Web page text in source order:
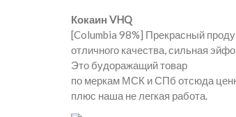
Кокаин VHQ
[Columbia 98%] Прекрасный
отличного качества, сильная
Это будоражащий товар
по меркам МСК и СПб отсюда
плюс наша не легкая работа.